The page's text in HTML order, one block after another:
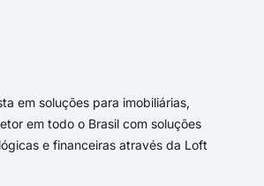
em soluções para imobiliárias,
em todo o Brasil com soluções
e financeiras através da Loft